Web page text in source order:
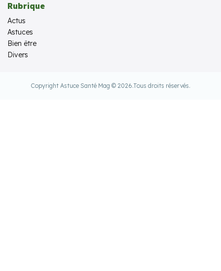
Rubrique
Actus
Astuces
Bien être
Divers
Copyright Astuce Santé Mag © 2026.Tous droits réservés.